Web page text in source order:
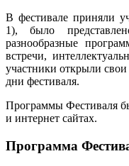
В фестивале приняли
1), было
разнообразные
встречи,
участники открыли
дни фестиваля.
Программы Фестиваля
и интернет сайтах.
Программа